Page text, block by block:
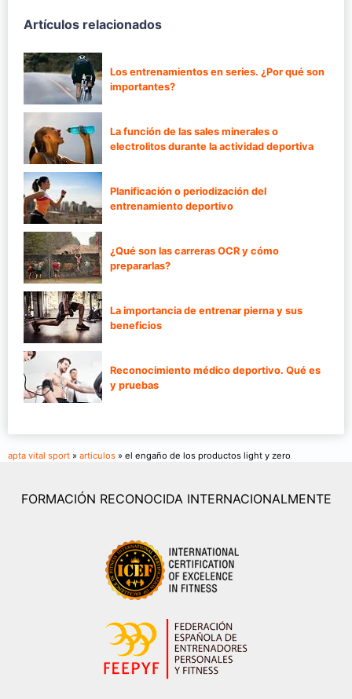
Artículos relacionados
Los entrenamientos en series. ¿Por qué son
importantes?
La función de las sales minerales o
electrolitos durante la actividad deportiva
Planificación o periodización del
entrenamiento deportivo
¿Qué son las carreras OCR y cómo
prepararlas?
La importancia de entrenar pierna y sus
beneficios
Reconocimiento médico deportivo. Qué es
y pruebas
apta vital sport » articulos » el engaño de los productos light y zero
FORMACIÓN RECONOCIDA INTERNACIONALMENTE